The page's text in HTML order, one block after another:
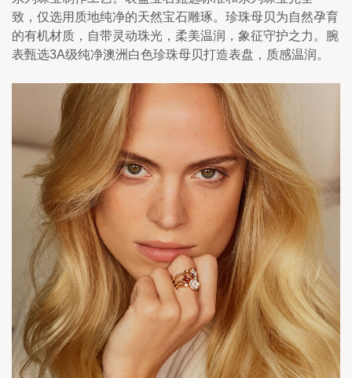
致，仅选用质地纯净的天然宝石雕琢。珍珠母贝为自然孕育
的有机材质，自带灵动珠光，柔美温润，象征守护之力。腕
表甄选3A级纯净澳洲白色珍珠母贝打造表盘，质感温润。